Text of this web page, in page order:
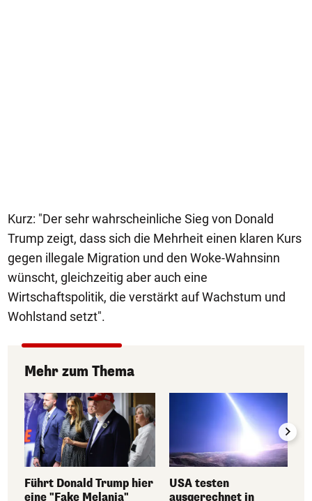
Kurz: "Der sehr wahrscheinliche Sieg von Donald
Trump zeigt, dass sich die Mehrheit einen klaren Kurs
gegen illegale Migration und den Woke-Wahnsinn
wünscht, gleichzeitig aber auch eine
Wirtschaftspolitik, die verstärkt auf Wachstum und
Wohlstand setzt".
Mehr zum Thema
Führt Donald Trump hier
eine "Fake Melania"
USA testen
ausgerechnet in